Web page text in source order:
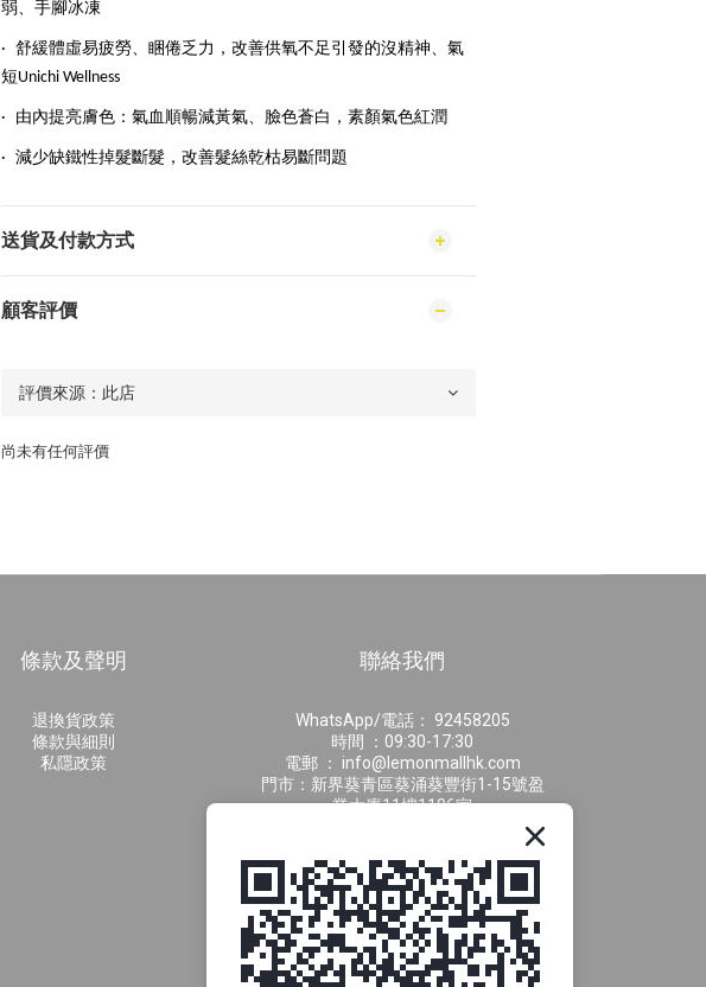
弱、手腳冰凍
· 舒緩體虛易疲勞、睏倦乏力，改善供氧不足引發的沒精神、氣
短Unichi Wellness
· 由內提亮膚色：氣血順暢減黃氣、臉色蒼白，素顏氣色紅潤
· 減少缺鐵性掉髮斷髮，改善髮絲乾枯易斷問題
送貨及付款方式
顧客評價
尚未有任何評價
條款及聲明
退換貨政策
條款與細則
私隱政策
聯絡我們
WhatsApp/電話： 92458205
時間 ：09:30-17:30
電郵 ： info@lemonmallhk.com
門市：新界葵青區葵涌葵豐街1-15號盈
業大廈11樓1106室